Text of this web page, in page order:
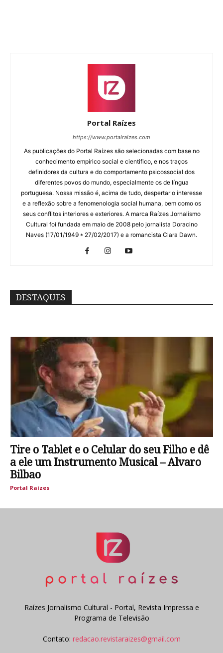
Portal Raízes
https://www.portalraizes.com
As publicações do Portal Raízes são selecionadas com base no
conhecimento empírico social e cientifico, e nos traços
definidores da cultura e do comportamento psicossocial dos
diferentes povos do mundo, especialmente os de língua
portuguesa. Nossa missão é, acima de tudo, despertar o interesse
e a reflexão sobre a fenomenologia social humana, bem como os
seus conflitos interiores e exteriores. A marca Raízes Jornalismo
Cultural foi fundada em maio de 2008 pelo jornalista Doracino
Naves (17/01/1949 * 27/02/2017) e a romancista Clara Dawn.
DESTAQUES
Tire o Tablet e o Celular do seu Filho e dê
a ele um Instrumento Musical – Alvaro
Bilbao
Portal Raízes
Raízes Jornalismo Cultural - Portal, Revista Impressa e
Programa de Televisão
Contato: redacao.revistaraizes@gmail.com